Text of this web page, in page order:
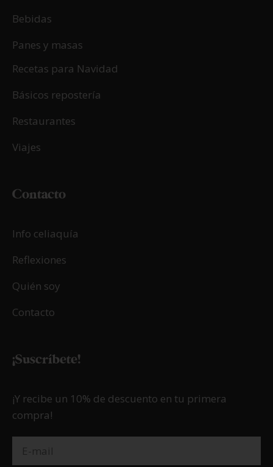
Bebidas
Panes y masas
Recetas para Navidad
Básicos repostería
Restaurantes
Viajes
Contacto
Info celiaquía
Reflexiones
Quién soy
Contacto
¡Suscríbete!
¡Y recibe un 10% de descuento en tu primera
compra!